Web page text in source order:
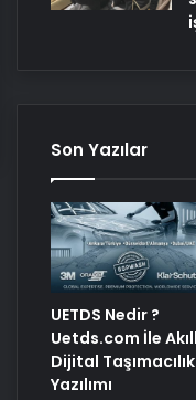
Son Yazılar
UETDS Nedir ?
Uetds.com İle
Dijital Taşımacılık
Yazılımı